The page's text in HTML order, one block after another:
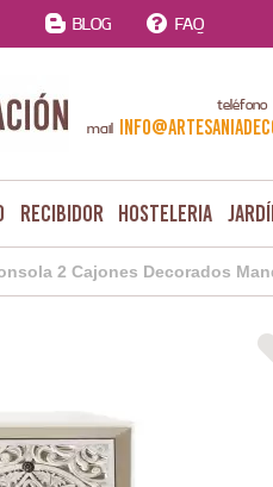
BLOG FAQ
teléfono
mail
Recibidor Hosteleria
2 Cajones Decorados